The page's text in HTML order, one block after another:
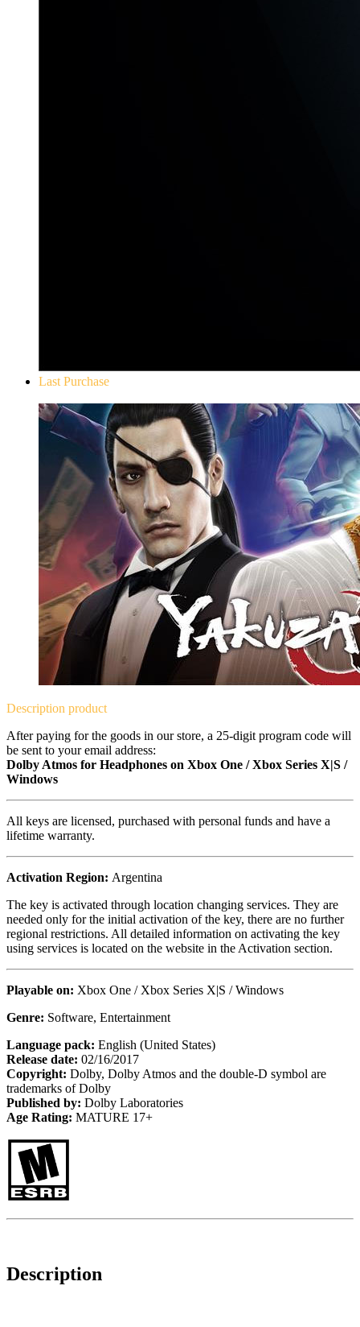
Last Purchase
Description product
After paying for the goods in our store, a 25-digit program code will
be sent to your email address:
Dolby Atmos for Headphones on Xbox One / Xbox Series X|S /
Windows
All keys are licensed, purchased with personal funds and have a
lifetime warranty.
Activation Region: Argentina
The key is activated through location changing services. They are
needed only for the initial activation of the key, there are no further
regional restrictions. All detailed information on activating the key
using services is located on the website in the Activation section.
Playable on: Xbox One / Xbox Series X|S / Windows
Genre: Software, Entertainment
Language pack: English (United States)
Release date: 02/16/2017
Copyright: Dolby, Dolby Atmos and the double-D symbol are
trademarks of Dolby
Published by: Dolby Laboratories
Age Rating: MATURE 17+
Description